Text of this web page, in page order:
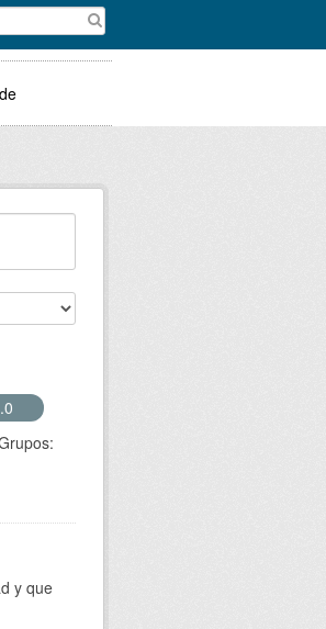
y que